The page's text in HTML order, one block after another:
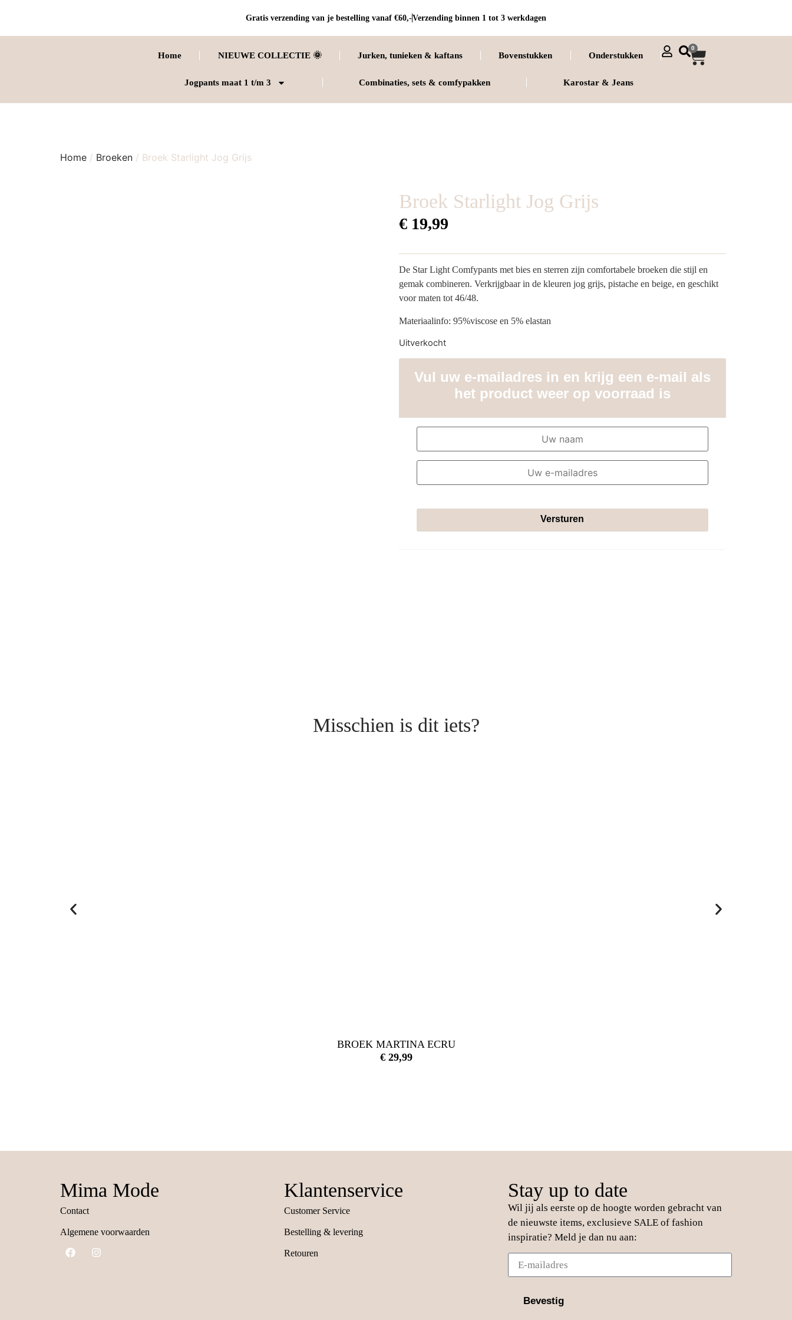
Gratis verzending van je bestelling vanaf €60,-Verzending binnen 1 tot 3 werkdagen
Home NIEUWE COLLECTIE 🌞 Jurken, tunieken & kaftans Bovenstukken Onderstukken
Jogpants maat 1 t/m 3 Combinaties, sets & comfypakken Karostar & Jeans
0
Home / Broeken / Broek Starlight Jog Grijs
Broek Starlight Jog Grijs
€19,99
De Star Light Comfypants met bies en sterren zijn comfortabele broeken die stijl en
gemak combineren. Verkrijgbaar in de kleuren jog grijs, pistache en beige, en geschikt
voor maten tot 46/48.
Materiaalinfo: 95%viscose en 5% elastan
Uitverkocht
Vul uw e-mailadres in en krijg een e-mail als
het product weer op voorraad is
Versturen
Misschien is dit iets?
BROEK MARTINA ECRU
€29,99
Mima Mode
Contact
Algemene voorwaarden
Klantenservice
Customer Service
Bestelling & levering
Retouren
Stay up to date
Wil jij als eerste op de hoogte worden gebracht van
de nieuwste items, exclusieve SALE of fashion
inspiratie? Meld je dan nu aan:
Bevestig